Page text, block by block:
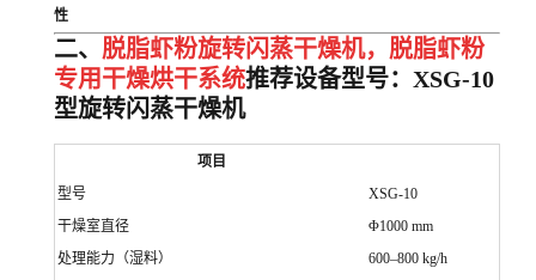
性
二、 脱脂虾粉旋转闪蒸干燥机，脱脂虾粉
专用干燥烘干系统推荐设备型号：XSG-10
型旋转闪蒸干燥机
项目
型号
XSG-10
干燥室直径
Φ1000 mm
处理能力（湿料）
600–800 kg/h